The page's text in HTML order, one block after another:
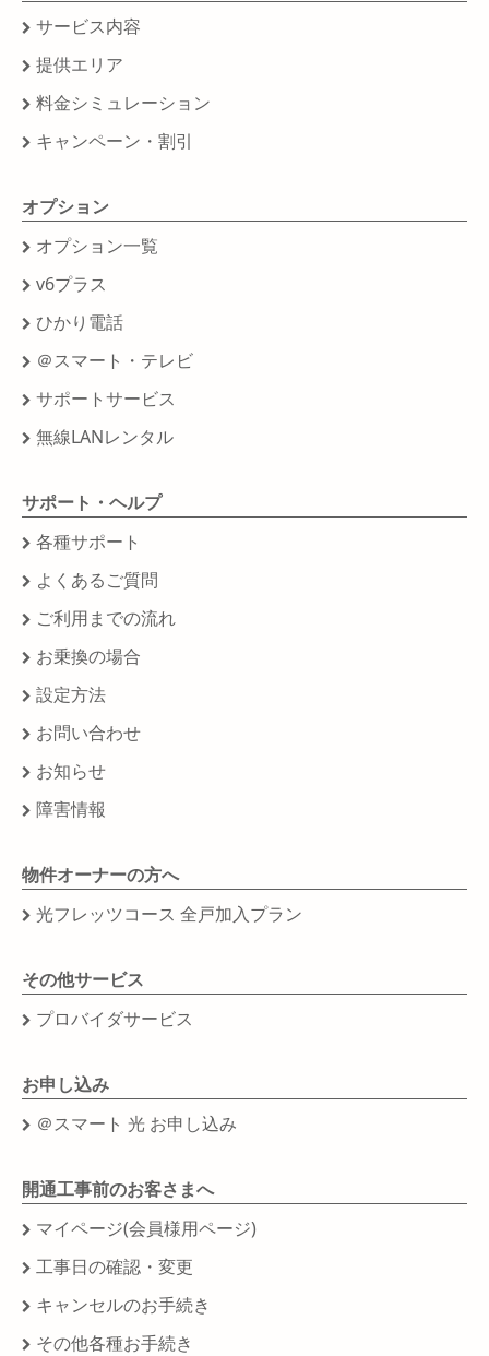
サービス内容
提供エリア
料金シミュレーション
キャンペーン・割引
オプション
オプション一覧
v6プラス
ひかり電話
＠スマート・テレビ
サポートサービス
無線LANレンタル
サポート・ヘルプ
各種サポート
よくあるご質問
ご利用までの流れ
お乗換の場合
設定方法
お問い合わせ
お知らせ
障害情報
物件オーナーの方へ
光フレッツコース 全戸加入プラン
その他サービス
プロバイダサービス
お申し込み
＠スマート 光 お申し込み
開通工事前のお客さまへ
マイページ(会員様用ページ)
工事日の確認・変更
キャンセルのお手続き
その他各種お手続き